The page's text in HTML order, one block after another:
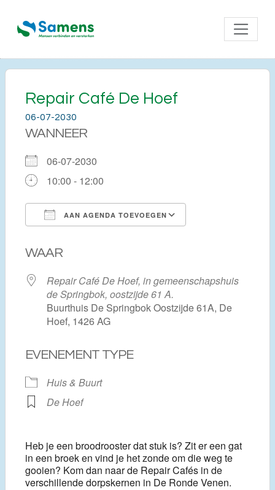
Repair Café De Hoef
06-07-2030
WANNEER
06-07-2030
10:00 - 12:00
AAN AGENDA TOEVOEGEN
WAAR
Repair Café De Hoef, in gemeenschapshuis
de Springbok, oostzijde 61 A.
Buurthuis De Springbok Oostzijde 61A, De
Hoef, 1426 AG
EVENEMENT TYPE
Huis & Buurt
De Hoef
Heb je een broodrooster dat stuk is? Zit er een gat
in een broek en vind je het zonde om die weg te
gooien? Kom dan naar de Repair Cafés in de
verschillende dorpskernen in De Ronde Venen.